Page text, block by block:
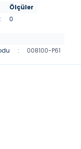
Ölçüler
: 0
: 008100-P61